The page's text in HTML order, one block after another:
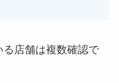
店舗は複数確認で